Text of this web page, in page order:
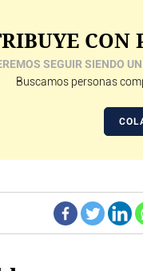
CON
SEGUIR SIENDO
Buscamos personas